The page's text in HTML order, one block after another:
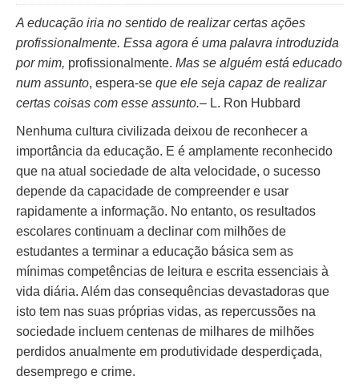
A educação iria no sentido de realizar certas ações
profissionalmente. Essa agora é uma palavra introduzida
por mim, profissionalmente. Mas se alguém está educado
num assunto, espera-se que ele seja capaz de realizar
certas coisas com esse assunto.– L. Ron Hubbard
Nenhuma cultura civilizada deixou de reconhecer a
importância da educação. E é amplamente reconhecido
que na atual sociedade de alta velocidade, o sucesso
depende da capacidade de compreender e usar
rapidamente a informação. No entanto, os resultados
escolares continuam a declinar com milhões de
estudantes a terminar a educação básica sem as
mínimas competências de leitura e escrita essenciais à
vida diária. Além das consequências devastadoras que
isto tem nas suas próprias vidas, as repercussões na
sociedade incluem centenas de milhares de milhões
perdidos anualmente em produtividade desperdiçada,
desemprego e crime.